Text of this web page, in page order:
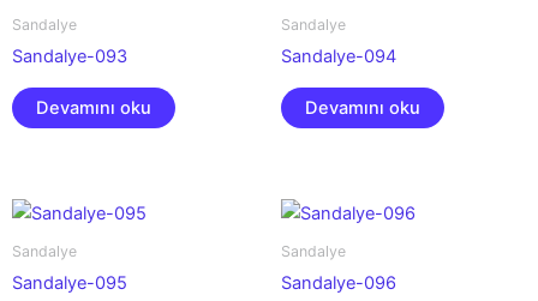
Sandalye
Sandalye-093
Devamını oku
Sandalye
Sandalye-094
Devamını oku
Sandalye
Sandalye-095
Sandalye
Sandalye-096